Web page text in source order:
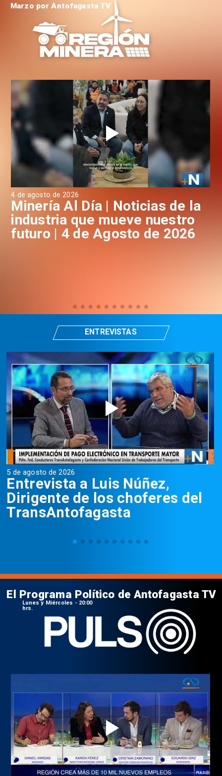
4 de agosto de 2026
Minería Al Día | Noticias de la
industria que mueve nuestro
futuro | 4 de Agosto de 2026
Marzo por Antofagasta TV
5 de agosto de 2026
Entrevista a Luis Núñez,
Dirigente de los choferes del
TransAntofagasta
ENTREVISTAS
El Programa Político de Antofagasta TV
Lunes y Miércoles - 20:00
hrs.